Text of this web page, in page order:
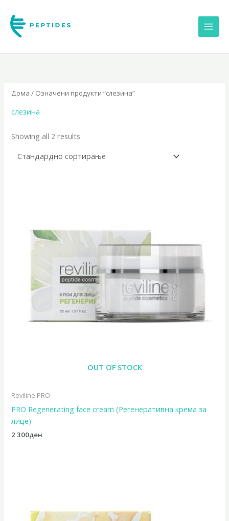
content
Дома / Означени продукти “слезина”
слезина
Showing all 2 results
OUT OF STOCK
Reviline PRO
PRO Regenerating face cream (Регенеративна крема за
лице)
2 300ден